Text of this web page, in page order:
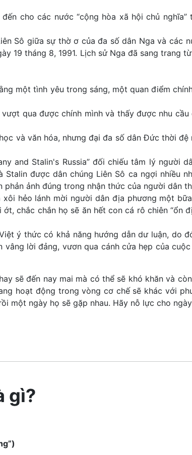
cho các nước “cộng hòa xã hội chủ
Sô giữa sự thờ ơ của đa số dân Nga và các
19 tháng 8, 1991. Lịch sử Nga đã sang trang
một tình yêu trong sáng, một quan điểm
qua được chính mình và thấy được nhu
và văn hóa, nhưng đại đa số dân Đức thời
and Stalin's Russia” đối chiếu tâm lý người
được dân chúng Liên Sô ca ngợi nhiều
phản ảnh đúng trong nhận thức của người dân
hẻo lánh mời người dân địa phương một
chắc chắn họ sẽ ăn hết con cá rô chiên “ổn
ý thức có khả năng hướng dẫn dư luận, do
lời đảng, vươn qua cánh cửa hẹp của
sẽ đến nay mai mà có thể sẽ khó khăn và
hoạt động trong vòng cơ chế sẽ khác với
một ngày họ sẽ gặp nhau. Hãy nỗ lực cho
gì?